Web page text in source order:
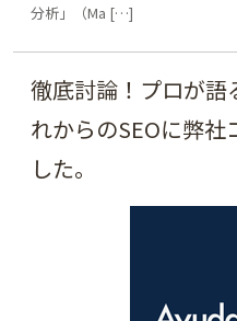
分析」（Ma […]
徹底討論！プロが語
れからのSEOに弊
した。